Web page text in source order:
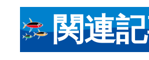
関連